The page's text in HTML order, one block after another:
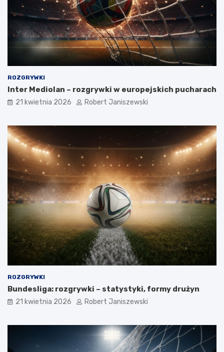
ROZGRYWKI
Inter Mediolan – rozgrywki w europejskich pucharach
21 kwietnia 2026 Robert Janiszewski
ROZGRYWKI
Bundesliga: rozgrywki – statystyki, formy drużyn
21 kwietnia 2026 Robert Janiszewski